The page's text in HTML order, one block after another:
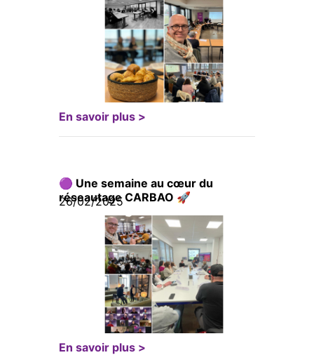
En savoir plus >
🟣 Une semaine au cœur du
réseautage CARBAO 🚀
26/02/2025
En savoir plus >